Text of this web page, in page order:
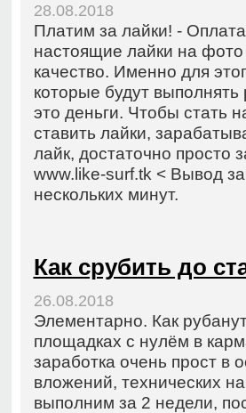
28.08.2018
Платим за лайки! -
настоящие лайки на фото
качество. Именно для
которые будут выполнять
это деньги. Чтобы стать
ставить лайки,
лайк, достаточно просто
www.like-surf.tk < Вывод
нескольких минут.
Как срубить до
26.08.2018
Элементарно. Как
площадках с нулём в
заработка очень прост в
вложений, технических
выполним за 2 недели,